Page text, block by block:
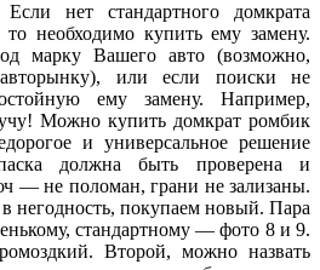
нет стандартного домкрата
необходимо купить ему замену.
марку Вашего авто (возможно,
или если поиски не
ему замену. Например,
Можно купить домкрат ромбик
и универсальное решение
должна быть проверена и
— не поломан, грани не зализаны.
негодность, покупаем новый. Пара
стандартному — фото 8 и 9.
Второй, можно назвать